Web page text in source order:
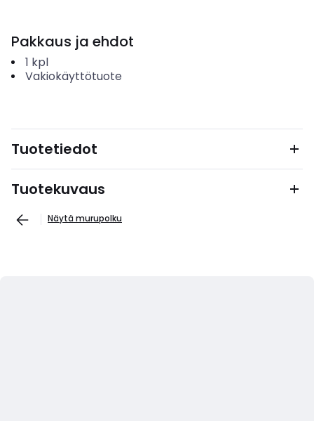
Pakkaus ja ehdot
1 kpl
Vakiokäyttötuote
Tuotetiedot
Tuotekuvaus
Näytä murupolku